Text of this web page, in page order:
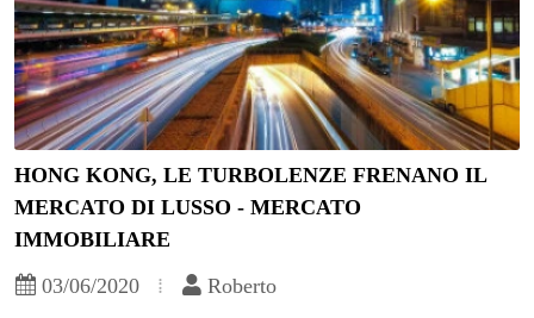
HONG KONG, LE TURBOLENZE FRENANO IL
MERCATO DI LUSSO - MERCATO
IMMOBILIARE
03/06/2020
Roberto